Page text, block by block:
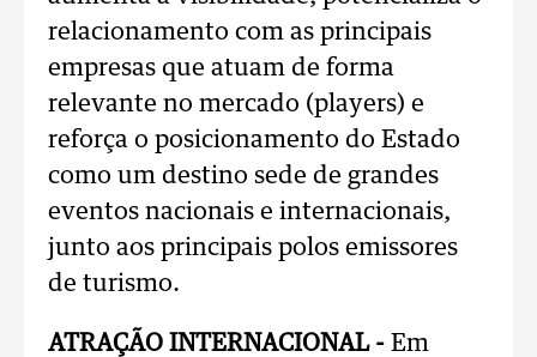
relacionamento com as principais
empresas que atuam de forma
relevante no mercado (players) e
reforça o posicionamento do Estado
como um destino sede de grandes
eventos nacionais e internacionais,
junto aos principais polos emissores
de turismo.
ATRAÇÃO INTERNACIONAL - Em